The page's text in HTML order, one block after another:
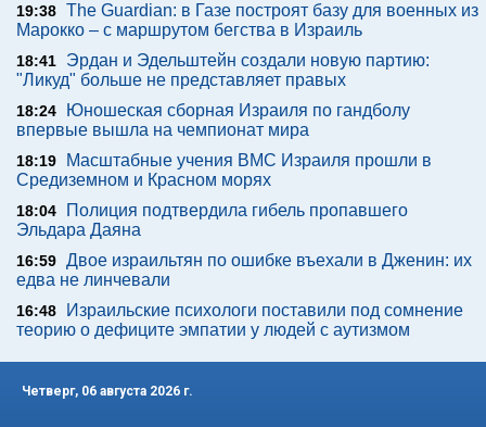
19:38 The Guardian: в Газе построят базу для военных из
Марокко – с маршрутом бегства в Израиль
18:41
Эрдан и Эдельштейн создали новую партию:
"Ликуд" больше не представляет правых
18:24
Юношеская сборная Израиля по гандболу
впервые вышла на чемпионат мира
18:19
Масштабные учения ВМС Израиля прошли в
Средиземном и Красном морях
18:04
Полиция подтвердила гибель пропавшего
Эльдара Даяна
16:59 Двое израильтян по ошибке въехали в Дженин: их
едва не линчевали
16:48
Израильские психологи поставили под сомнение
теорию о дефиците эмпатии у людей с аутизмом
Четверг, 06 августа 2026 г.